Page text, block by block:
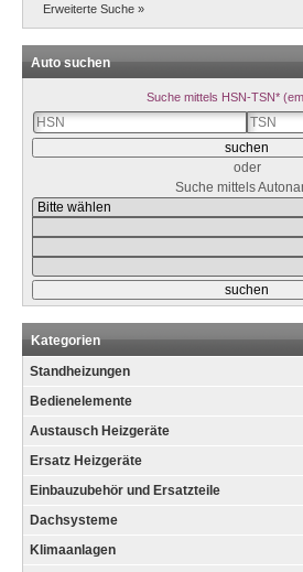
Erweiterte Suche »
Auto suchen
Suche mittels HSN-TSN*
oder
Suche mittels
Kategorien
Standheizungen
Bedienelemente
Austausch Heizgeräte
Ersatz Heizgeräte
Einbauzubehör und Ersatzteile
Dachsysteme
Klimaanlagen